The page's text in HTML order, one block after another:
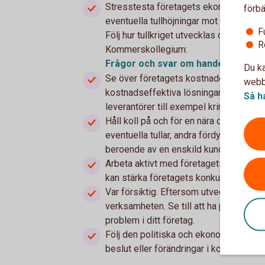
Stresstesta företagets ekonomi. Vad
eventuella tullhöjningar mot produkter
Följ hur tullkriget utvecklas och få
Kommerskollegium:
Frågor och svar om handeln med
Se över företagets kostnader. Vilka
kostnadseffektiva lösningar? Vad
leverantörer till exempel kring
Håll koll på och för en nära dialog
eventuella tullar, andra fördyringar och
beroende av en enskild kund eller
Arbeta aktivt med företagets
kan stärka företagets konkurrenskraft.
Var försiktig. Eftersom utvecklingen
verksamheten. Se till att ha planer för
problem i ditt företag.
Följ den politiska och ekonomiska
beslut eller förändringar i konjunkturen.
Du
Så